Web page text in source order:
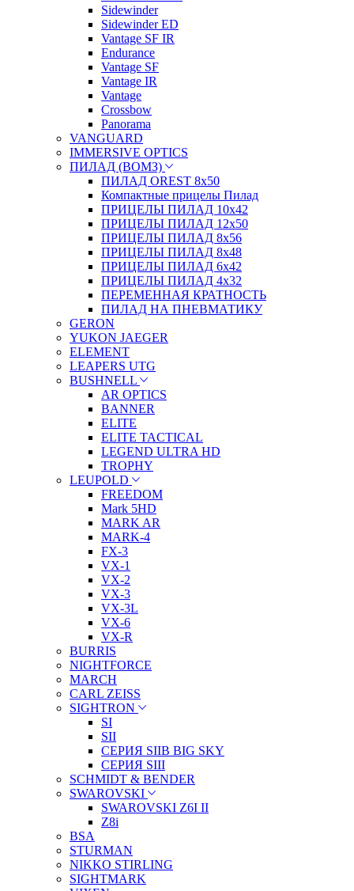
Sidewinder
Sidewinder ED
Vantage SF IR
Endurance
Vantage SF
Vantage IR
Vantage
Crossbow
Panorama
VANGUARD
IMMERSIVE OPTICS
ПИЛАД (ВОМЗ)
ПИЛАД OREST 8х50
Компактные прицелы Пилад
ПРИЦЕЛЫ ПИЛАД 10х42
ПРИЦЕЛЫ ПИЛАД 12х50
ПРИЦЕЛЫ ПИЛАД 8х56
ПРИЦЕЛЫ ПИЛАД 8х48
ПРИЦЕЛЫ ПИЛАД 6х42
ПРИЦЕЛЫ ПИЛАД 4х32
ПЕРЕМЕННАЯ КРАТНОСТЬ
ПИЛАД НА ПНЕВМАТИКУ
GERON
YUKON JAEGER
ELEMENT
LEAPERS UTG
BUSHNELL
AR OPTICS
BANNER
ELITE
ELITE TACTICAL
LEGEND ULTRA HD
TROPHY
LEUPOLD
FREEDOM
Mark 5HD
MARK AR
MARK-4
FX-3
VX-1
VX-2
VX-3
VX-3L
VX-6
VX-R
BURRIS
NIGHTFORCE
MARCH
CARL ZEISS
SIGHTRON
SI
SII
СЕРИЯ SIIB BIG SKY
СЕРИЯ SIII
SCHMIDT & BENDER
SWAROVSKI
SWAROVSKI Z6I II
Z8i
BSA
STURMAN
NIKKO STIRLING
SIGHTMARK